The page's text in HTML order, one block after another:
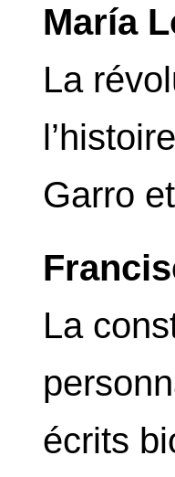
María
La
Garro
La
écrits